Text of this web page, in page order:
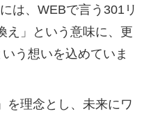
は、WEBで言う301リ
え」という意味に、更
う想いを込めていま
を理念とし、未来にワ